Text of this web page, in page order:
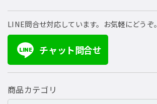
LINE問合せ対応しています。お気軽にどうぞ。
LINE チャット問合せ
商品カテゴリ